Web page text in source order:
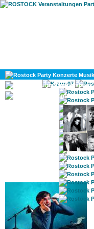
ROSTOCK TAGESTIPP